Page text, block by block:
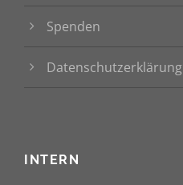
Spenden
Datenschutzerklärung
INTERN